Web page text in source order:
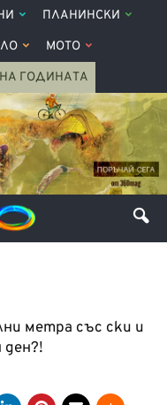
ПЛАНИНСКИ
МОТО
ГОДИНАТА
метра със ски и
ден?!